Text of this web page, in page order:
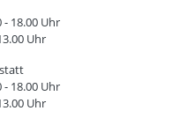
- 18.00 Uhr
Uhr
- 18.00 Uhr
Uhr